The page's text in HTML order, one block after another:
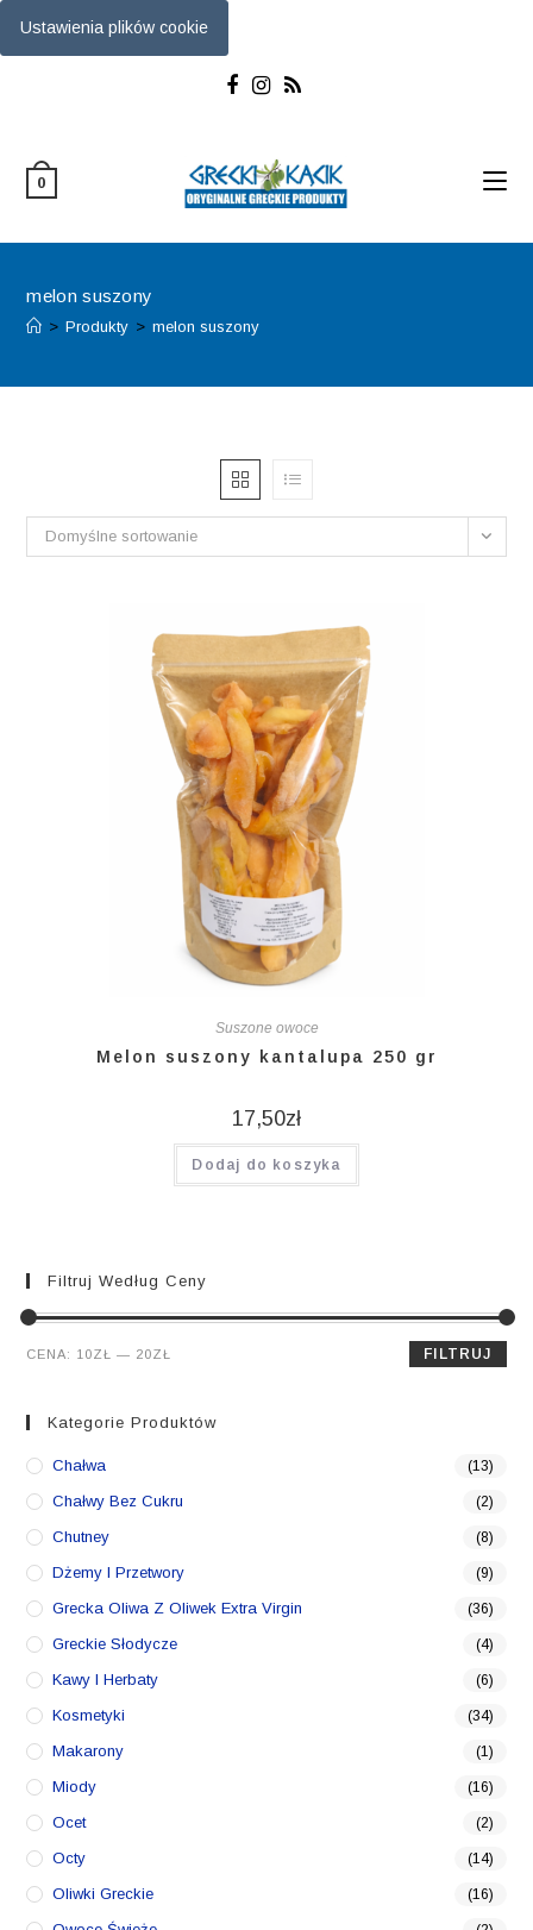
Ustawienia plików cookie
0
melon suszony
> Produkty > melon suszony
Domyślne sortowanie
Suszone owoce
Melon suszony kantalupa 250 gr
17,50zł
Dodaj do koszyka
Filtruj Według Ceny
Cena
Cena
FILTRUJ
CENA: 10ZŁ — 20ZŁ
Kategorie Produktów
Chałwa (13)
Chałwy Bez Cukru (2)
Chutney (8)
Dżemy I Przetwory (9)
Grecka Oliwa Z Oliwek Extra Virgin (36)
Greckie Słodycze (4)
Kawy I Herbaty (6)
Kosmetyki (34)
Makarony (1)
Miody (16)
Ocet (2)
Octy (14)
Oliwki Greckie (16)